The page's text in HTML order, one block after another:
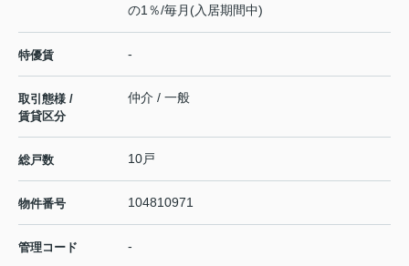
の1％/毎月(入居期間中)
特優賃 -
取引態様 /
賃貸区分
仲介 / 一般
総戸数 10戸
物件番号 104810971
管理コード -